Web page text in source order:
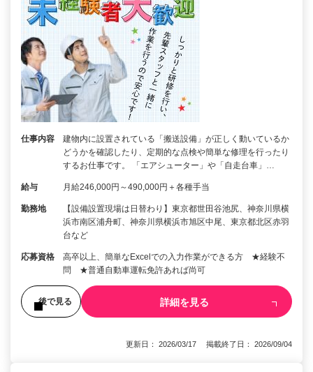
仕事内容
建物内に設置されている「搬送設備」が正しく動いているか
どうかを確認したり、定期的な点検や簡単な修理を行ったり
するお仕事です。 「エアシューター」や「自走台車」…
給与 月給246,000円～490,000円＋各種手当
勤務地
【設備設置現場は日替わり】東京都世田谷池尻、神奈川県横
浜市南区浦舟町、神奈川県横浜市旭区中尾、東京都北区赤羽
台など
応募資格
高卒以上、簡単なExcelでの入力作業ができる方 ★経験不
問 ★普通自動車運転免許あれば尚可
後で見る 詳細を見る
更新日： 2026/03/17 掲載終了日： 2026/09/04